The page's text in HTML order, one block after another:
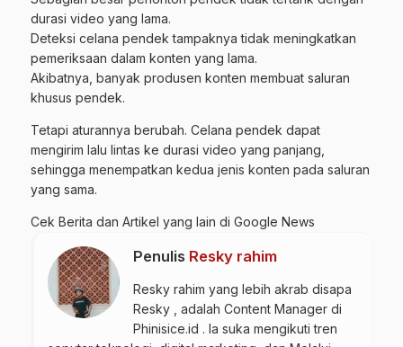
durasi video yang lama.
Deteksi celana pendek tampaknya tidak meningkatkan
pemeriksaan dalam konten yang lama.
Akibatnya, banyak produsen konten membuat saluran
khusus pendek.
Tetapi aturannya berubah. Celana pendek dapat
mengirim lalu lintas ke durasi video yang panjang,
sehingga menempatkan kedua jenis konten pada saluran
yang sama.
Cek Berita dan Artikel yang lain di Google News
Penulis Resky rahim
Resky rahim yang lebih akrab disapa
Resky , adalah Content Manager di
Phinisice.id . Ia suka mengikuti tren